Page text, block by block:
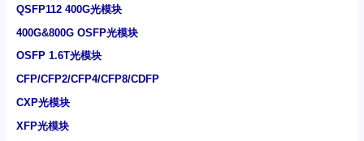
QSFP112 400G光模块
400G&800G OSFP光模块
OSFP 1.6T光模块
CFP/CFP2/CFP4/CFP8/CDFP
CXP光模块
XFP光模块